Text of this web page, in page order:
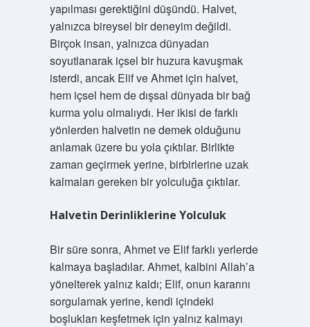
yapılması gerektiğini düşündü. Halvet,
yalnızca bireysel bir deneyim değildi.
Birçok insan, yalnızca dünyadan
soyutlanarak içsel bir huzura kavuşmak
isterdi, ancak Elif ve Ahmet için halvet,
hem içsel hem de dışsal dünyada bir bağ
kurma yolu olmalıydı. Her ikisi de farklı
yönlerden halvetin ne demek olduğunu
anlamak üzere bu yola çıktılar. Birlikte
zaman geçirmek yerine, birbirlerine uzak
kalmaları gereken bir yolculuğa çıktılar.
Halvetin Derinliklerine Yolculuk
Bir süre sonra, Ahmet ve Elif farklı yerlerde
kalmaya başladılar. Ahmet, kalbini Allah’a
yönelterek yalnız kaldı; Elif, onun kararını
sorgulamak yerine, kendi içindeki
boşlukları keşfetmek için yalnız kalmayı